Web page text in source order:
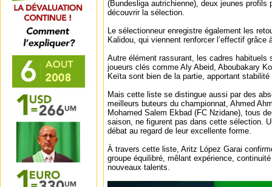
(Bundesliga autrichienne), deux jeunes profils
découvrir la sélection.
Le sélectionneur enregistre également les
Kalidou, qui viennent renforcer l’effectif grâce
Autre élément rassurant, les cadres habituels
joueurs clés comme Aly Abeid, Aboubakary
Keïta sont bien de la partie, apportant
Mais cette liste se distingue aussi par des
meilleurs buteurs du championnat, Ahmed
Mohamed Salem Ekbad (FC Nzidane), tous
saison, ne figurent pas dans cette sélection.
débat au regard de leur excellente forme.
À travers cette liste, Aritz López Garai
groupe équilibré, mêlant expérience,
nouveaux talents.